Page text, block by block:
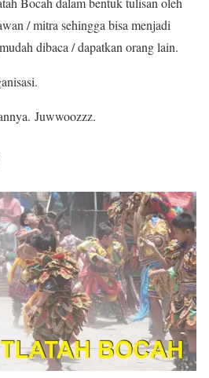
/ mitra sehingga bisa menjadi
dibaca / dapatkan orang lain.
Juwwoozzz.